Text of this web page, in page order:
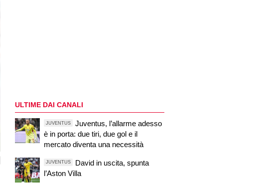
ULTIME DAI CANALI
JUVENTUS
Juventus, l’allarme adesso
è in porta: due tiri, due gol e il
mercato diventa una necessità
JUVENTUS
David in uscita, spunta
l’Aston Villa